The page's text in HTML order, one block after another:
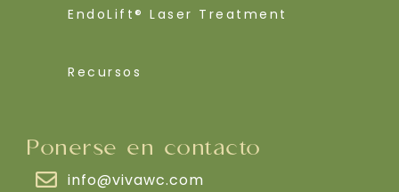
EndoLift® Laser Treatment
Recursos
Ponerse en contacto
info@vivawc.com